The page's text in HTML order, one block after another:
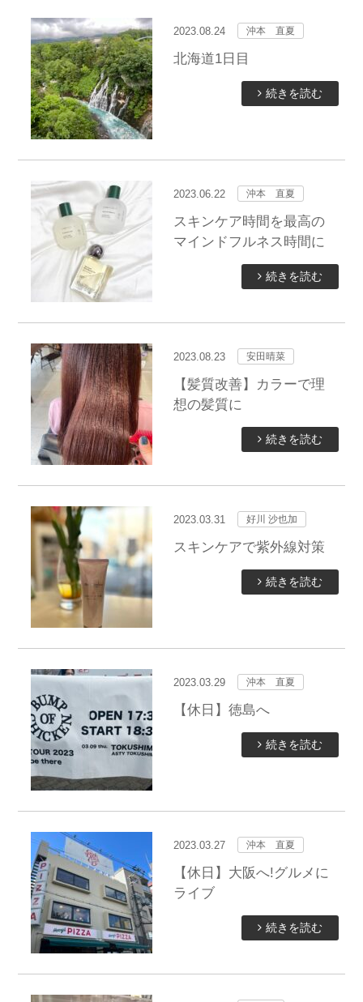
2023.08.24 沖本 直夏
北海道1日目
続きを読む
2023.06.22 沖本 直夏
スキンケア時間を最高の
マインドフルネス時間に
続きを読む
2023.08.23 安田晴菜
【髪質改善】カラーで理
想の髪質に
続きを読む
2023.03.31 好川 沙也加
スキンケアで紫外線対策
続きを読む
2023.03.29 沖本 直夏
【休日】徳島へ
続きを読む
2023.03.27 沖本 直夏
【休日】大阪へ!グルメに
ライブ
続きを読む